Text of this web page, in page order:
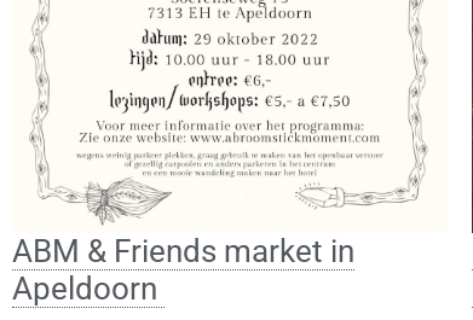
ABM & Friends market in
Apeldoorn